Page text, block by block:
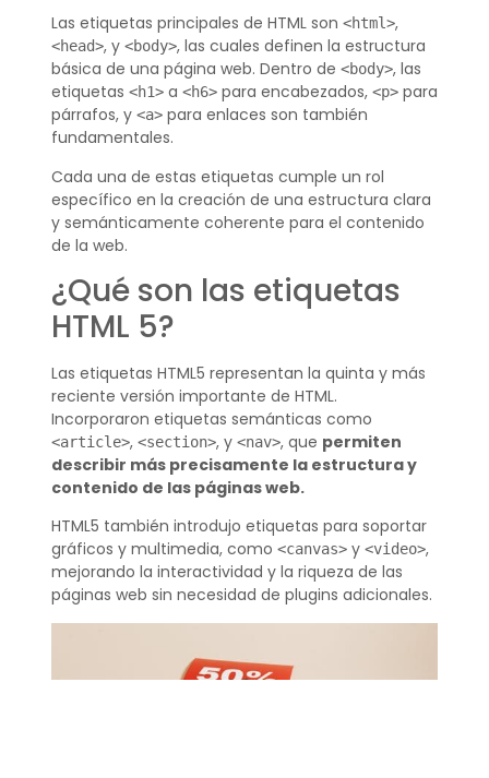
Las etiquetas principales de HTML son <html>,
<head>, y <body>, las cuales definen la estructura
básica de una página web. Dentro de <body>, las
etiquetas <h1>a <h6>para encabezados, <p>para
párrafos, y <a>para enlaces son también
fundamentales.
Cada una de estas etiquetas cumple un rol
específico en la creación de una estructura clara
y semánticamente coherente para el contenido
de la web.
¿Qué son las etiquetas
HTML 5?
Las etiquetas HTML5 representan la quinta y más
reciente versión importante de HTML.
Incorporaron etiquetas semánticas como
<article>, <section>, y <nav>, que permiten
describir más precisamente la estructura y
contenido de las páginas web.
HTML5 también introdujo etiquetas para soportar
gráficos y multimedia, como <canvas>y <video>,
mejorando la interactividad y la riqueza de las
páginas web sin necesidad de plugins adicionales.